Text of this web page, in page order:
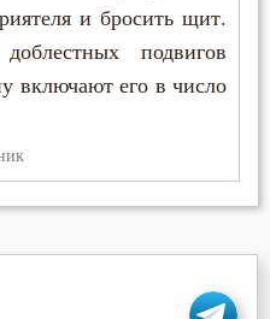
и бросить щит.
подвигов
включают его в число